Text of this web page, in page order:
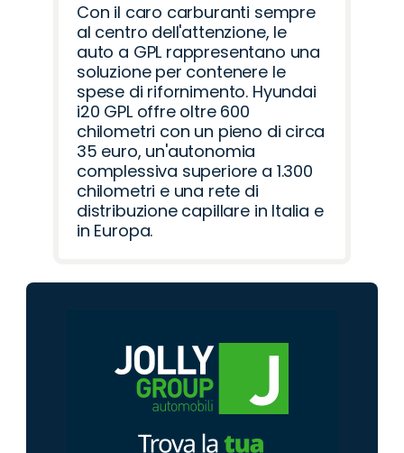
Con il caro carburanti sempre
al centro dell'attenzione, le
auto a GPL rappresentano una
soluzione per contenere le
spese di rifornimento. Hyundai
i20 GPL offre oltre 600
chilometri con un pieno di circa
35 euro, un'autonomia
complessiva superiore a 1.300
chilometri e una rete di
distribuzione capillare in Italia e
in Europa.